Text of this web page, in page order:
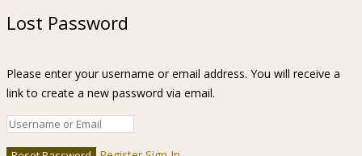
Lost Password
Please enter your username or email address. You will receive a
link to create a new password via email.